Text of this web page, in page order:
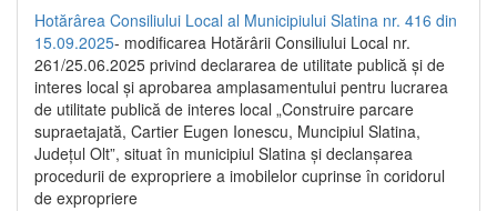
Hotărârea Consiliului Local al Municipiului Slatina nr. 416 din
15.09.2025- modificarea Hotărârii Consiliului Local nr.
261/25.06.2025 privind declararea de utilitate publică și de
interes local și aprobarea amplasamentului pentru lucrarea
de utilitate publică de interes local „Construire parcare
supraetajată, Cartier Eugen Ionescu, Muncipiul Slatina,
Județul Olt”, situat în municipiul Slatina și declanșarea
procedurii de expropriere a imobilelor cuprinse în coridorul
de expropriere